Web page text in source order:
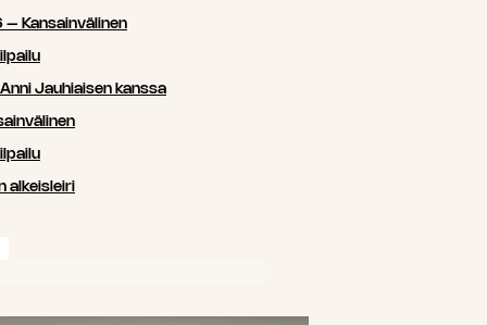
Kansainvälinen
Jauhiaisen kanssa
alkeisleiri